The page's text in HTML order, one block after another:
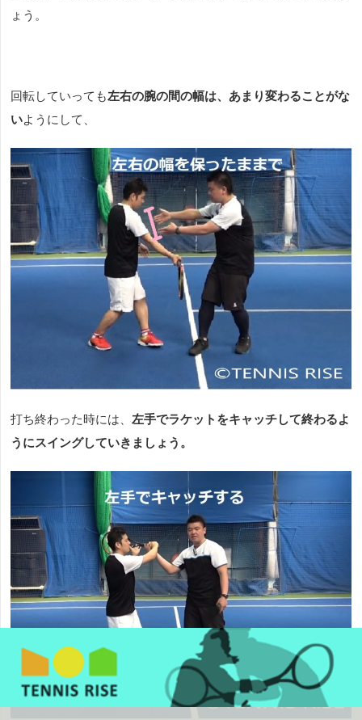
ょう。
回転していっても左右の腕の間の幅は、あまり変わることがな
いようにして、
打ち終わった時には、 左手でラケットをキャッチして終わるよ
うにスイングしていきましょう。